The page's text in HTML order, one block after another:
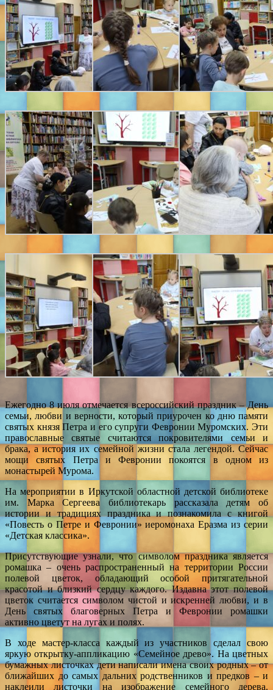
Ежегодно 8 июля отмечается всероссийский праздник – День
семьи, любви и верности, который приурочен ко дню памяти
святых князя Петра и его супруги Февронии Муромских. Эти
православные святые считаются покровителями семьи и
брака, а история их семейной жизни стала легендой. Сейчас
мощи святых Петра и Февронии покоятся в одном из
монастырей Мурома.
На мероприятии в Иркутской областной детской библиотеке
им. Марка Сергеева библиотекарь рассказала детям об
истории и традициях праздника и познакомила с книгой
«Повесть о Петре и Февронии» иеромонаха Еразма из серии
«Детская классика».
Присутствующие узнали, что символом праздника является
ромашка – очень распространенный на территории России
полевой цветок, обладающий особой притягательной
красотой и близкий сердцу каждого. Издавна этот полевой
цветок считается символом чистой и искренней любви, и в
День святых благоверных Петра и Февронии ромашки
активно цветут на лугах и полях.
В ходе мастер-класса каждый из участников сделал свою
яркую открытку-аппликацию «Семейное древо». На цветных
бумажных листочках дети написали имена своих родных – от
ближайших до самых дальних родственников и предков – и
наклеили листочки на изображение семейного дерева.